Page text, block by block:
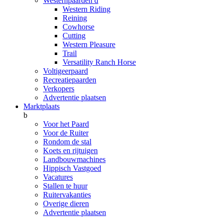
Western Riding
Reining
Cowhorse
Cutting
Western Pleasure
Trail
Versatility Ranch Horse
Voltigeerpaard
Recreatiepaarden
Verkopers
Advertentie plaatsen
Marktplaats
b
Voor het Paard
Voor de Ruiter
Rondom de stal
Koets en rijtuigen
Landbouwmachines
Hippisch Vastgoed
Vacatures
Stallen te huur
Ruitervakanties
Overige dieren
Advertentie plaatsen